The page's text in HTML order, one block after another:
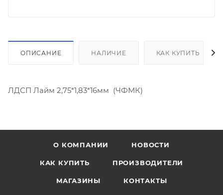
ОПИСАНИЕ НАЛИЧИЕ КАК КУПИТЬ
ЛДСП Лайм 2,75*1,83*16мм (ЧФМК)
О КОМПАНИИ НОВОСТИ
КАК КУПИТЬ ПРОИЗВОДИТЕЛИ
МАГАЗИНЫ КОНТАКТЫ